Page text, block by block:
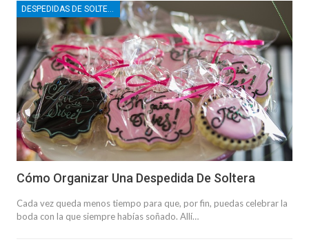
Cómo Organizar Una Despedida De Soltera
Cada vez queda menos tiempo para que, por fin, puedas celebrar la
boda con la que siempre habías soñado. Allí…